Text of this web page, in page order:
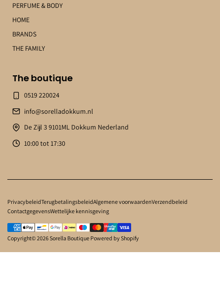
PERFUME & BODY
HOME
BRANDS
THE FAMILY
The boutique
0519 220024
info@sorelladokkum.nl
De Zijl 3 9101ML Dokkum Nederland
10:00 tot 17:30
PrivacybeleidTerugbetalingsbeleidAlgemene voorwaardenVerzendbeleid
ContactgegevensWettelijke kennisgeving
Copyright© 2026Sorella Boutique Powered by Shopify